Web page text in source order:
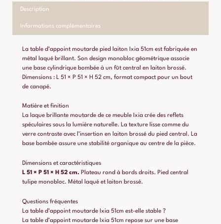
Description
Informations complémentaires
La table d’appoint moutarde pied laiton Ixia 51cm est fabriquée en
métal laqué brillant. Son design monobloc géométrique associe
une base cylindrique bombée à un fût central en laiton brossé.
Dimensions : L 51 × P 51 × H 52 cm, format compact pour un bout
de canapé.
Matière et finition
La laque brillante moutarde de ce meuble Ixia crée des reflets
spéculaires sous la lumière naturelle. La texture lisse comme du
verre contraste avec l’insertion en laiton brossé du pied central. La
base bombée assure une stabilité organique au centre de la pièce.
Dimensions et caractéristiques
L 51 × P 51 × H 52 cm. Plateau rond à bords droits. Pied central
tulipe monobloc. Métal laqué et laiton brossé.
Questions fréquentes
La table d’appoint moutarde Ixia 51cm est-elle stable ?
La table d’appoint moutarde Ixia 51cm repose sur une base